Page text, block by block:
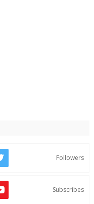
Followers
Subscribes